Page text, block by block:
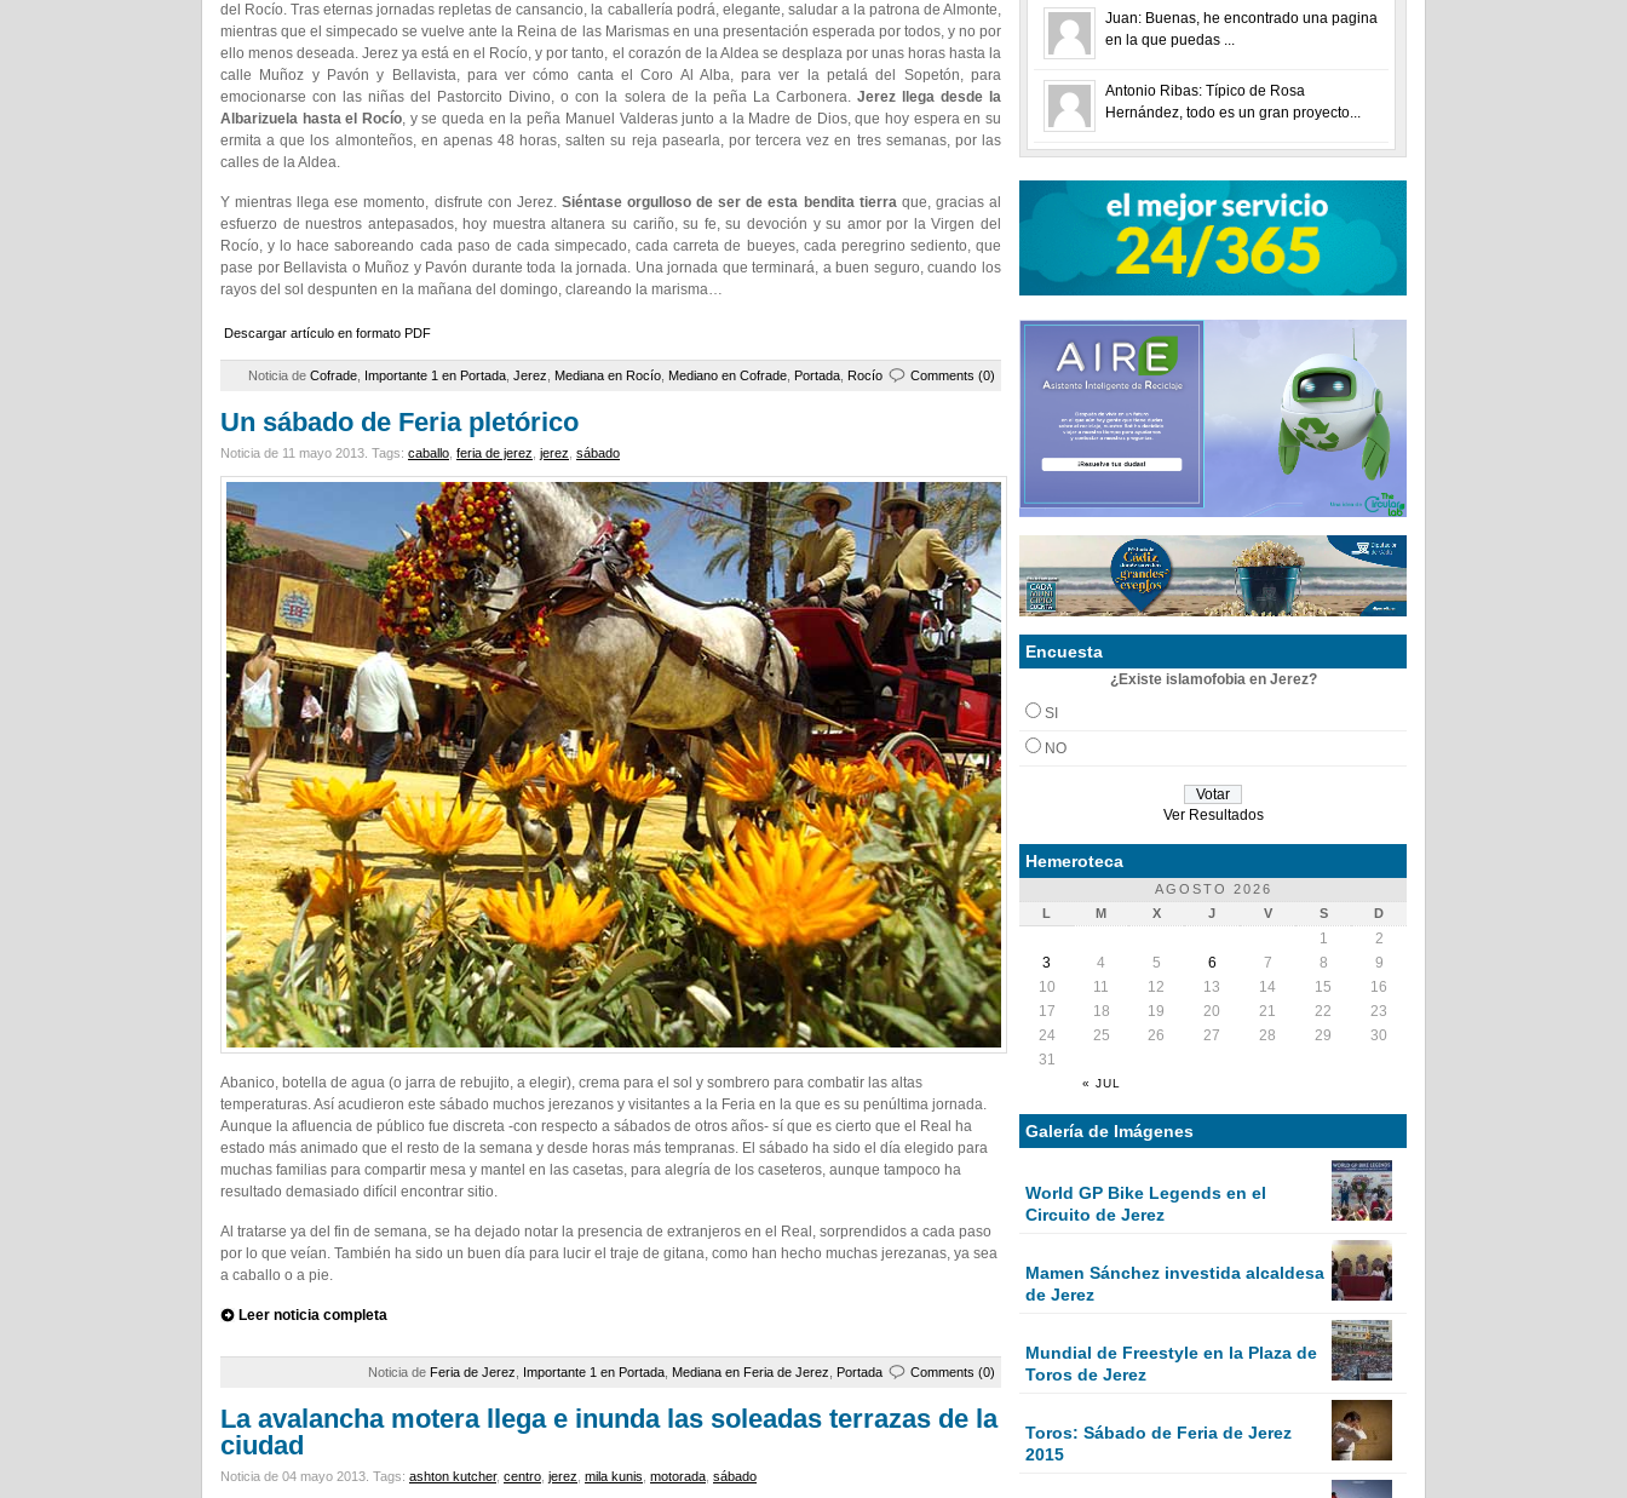
del Rocío. Tras eternas jornadas repletas de cansancio, la caballería podrá, elegante, saludar a la patrona de Almonte,
mientras que el simpecado se vuelve ante la Reina de las Marismas en una presentación esperada por todos, y no por
ello menos deseada. Jerez ya está en el Rocío, y por tanto, el corazón de la Aldea se desplaza por unas horas hasta la
calle Muñoz y Pavón y Bellavista, para ver cómo canta el Coro Al Alba, para ver la petalá del Sopetón, para
emocionarse con las niñas del Pastorcito Divino, o con la solera de la peña La Carbonera. Jerez llega desde la
Albarizuela hasta el Rocío, y se queda en la peña Manuel Valderas junto a la Madre de Dios, que hoy espera en su
ermita a que los almonteños, en apenas 48 horas, salten su reja pasearla, por tercera vez en tres semanas, por las
calles de la Aldea.
Y mientras llega ese momento, disfrute con Jerez. Siéntase orgulloso de ser de esta bendita tierraque, gracias al
esfuerzo de nuestros antepasados, hoy muestra altanera su cariño, su fe, su devoción y su amor por la Virgen del
Rocío, y lo hace saboreando cada paso de cada simpecado, cada carreta de bueyes, cada peregrino sediento, que
pase por Bellavista o Muñoz y Pavón durante toda la jornada. Una jornada que terminará, a buen seguro, cuando los
rayos del sol despunten en la mañana del domingo, clareando la marisma…
Descargar artículo en formato PDF
Noticia de Cofrade Importante 1 en Portada Jerez Mediana en Rocío Mediano en Cofrade Portada Rocío Comments (0)
Un sábado de Feria pletórico
Noticia de 11 mayo 2013. Tags: caballo feria de jerez jerez sábado
Abanico, botella de agua (o jarra de rebujito, a elegir), crema para el sol y sombrero para combatir las altas
temperaturas. Así acudieron este sábado muchos jerezanos y visitantes a la Feria en la que es su penúltima jornada.
Aunque la afluencia de público fue discreta -con respecto a sábados de otros años- sí que es cierto que el Real ha
estado más animado que el resto de la semana y desde horas más tempranas. El sábado ha sido el día elegido para
muchas familias para compartir mesa y mantel en las casetas, para alegría de los caseteros, aunque tampoco ha
resultado demasiado difícil encontrar sitio.
Al tratarse ya del fin de semana, se ha dejado notar la presencia de extranjeros en el Real, sorprendidos a cada paso
por lo que veían. También ha sido un buen día para lucir el traje de gitana, como han hecho muchas jerezanas, ya sea
a caballo o a pie.
Leer noticia completa
Noticia de Feria de Jerez Importante 1 en Portada Mediana en Feria de Jerez Portada Comments (0)
La avalancha motera llega e inunda las soleadas terrazas de la
ciudad
Noticia de 04 mayo 2013. Tags: ashton kutcher, centro jerez mila kunis motorada sábado
Juan: Buenas, he encontrado una pagina
en la que puedas ...
Antonio Ribas: Típico de Rosa
Hernández, todo es un gran proyecto...
Encuesta
¿Existe islamofobia en Jerez?
SI
NO
Ver Resultados
Hemeroteca
AGOSTO 2026
L
M X J V S D
« JUL
1
2
3
4 5 6 7 8
9
10
11 12 13 14 15
16
17
18 19 20 21 22
23
24
25 26 27 28 29
30
31
Galería de Imágenes
World GP Bike Legends en el
Circuito de Jerez
Mamen Sánchez investida alcaldesa
de Jerez
Mundial de Freestyle en la Plaza de
Toros de Jerez
Toros: Sábado de Feria de Jerez
2015